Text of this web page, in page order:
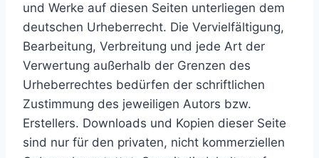
und Werke auf diesen Seiten unterliegen dem
deutschen Urheberrecht. Die Vervielfältigung,
Bearbeitung, Verbreitung und jede Art der
Verwertung außerhalb der Grenzen des
Urheberrechtes bedürfen der schriftlichen
Zustimmung des jeweiligen Autors bzw.
Erstellers. Downloads und Kopien dieser Seite
sind nur für den privaten, nicht kommerziellen